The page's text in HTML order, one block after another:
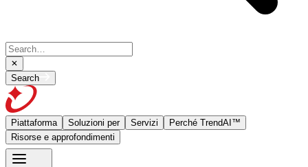
Search
Piattaforma Soluzioni per Servizi
Perché TrendAI™
Risorse e approfondimenti